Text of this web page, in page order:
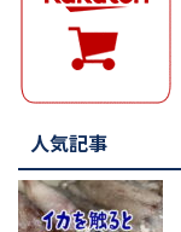
人気記事